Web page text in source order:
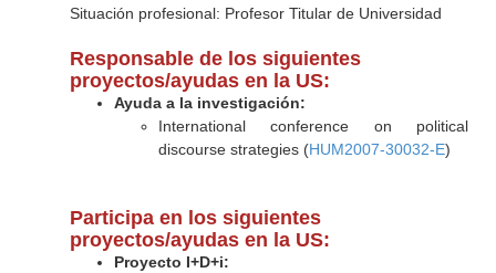
Situación profesional: Profesor Titular de Universidad
Responsable de los siguientes
proyectos/ayudas en la US:
Ayuda a la investigación:
International conference on political
discourse strategies (HUM2007-30032-E)
Participa en los siguientes
proyectos/ayudas en la US:
Proyecto I+D+i: